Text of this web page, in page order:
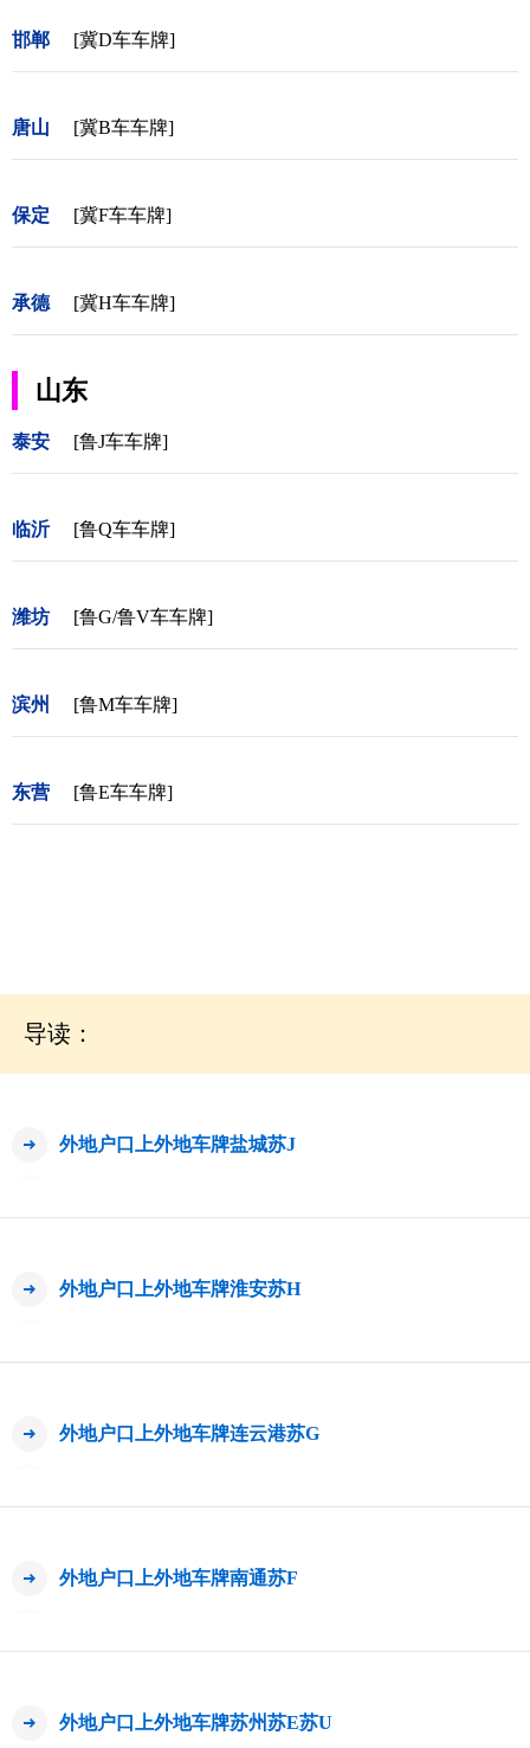
邯郸 [冀D车车牌]
唐山 [冀B车车牌]
保定 [冀F车车牌]
承德 [冀H车车牌]
山东
泰安 [鲁J车车牌]
临沂 [鲁Q车车牌]
潍坊 [鲁G/鲁V车车牌]
滨州 [鲁M车车牌]
东营 [鲁E车车牌]
导读：
外地户口上外地车牌盐城苏J
外地户口上外地车牌淮安苏H
外地户口上外地车牌连云港苏G
外地户口上外地车牌南通苏F
外地户口上外地车牌苏州苏E苏U